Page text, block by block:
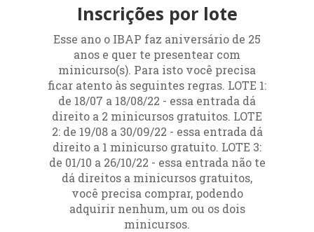
Inscrições por lote
Esse ano o IBAP faz aniversário de 25
anos e quer te presentear com
minicurso(s). Para isto você precisa
ficar atento às seguintes regras. LOTE 1:
de 18/07 a 18/08/22 - essa entrada dá
direito a 2 minicursos gratuitos. LOTE
2: de 19/08 a 30/09/22 - essa entrada dá
direito a 1 minicurso gratuito. LOTE 3:
de 01/10 a 26/10/22 - essa entrada não te
dá direitos a minicursos gratuitos,
você precisa comprar, podendo
adquirir nenhum, um ou os dois
minicursos.